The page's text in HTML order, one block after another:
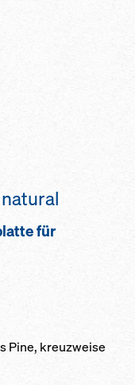
für
Pine, kreuzweise